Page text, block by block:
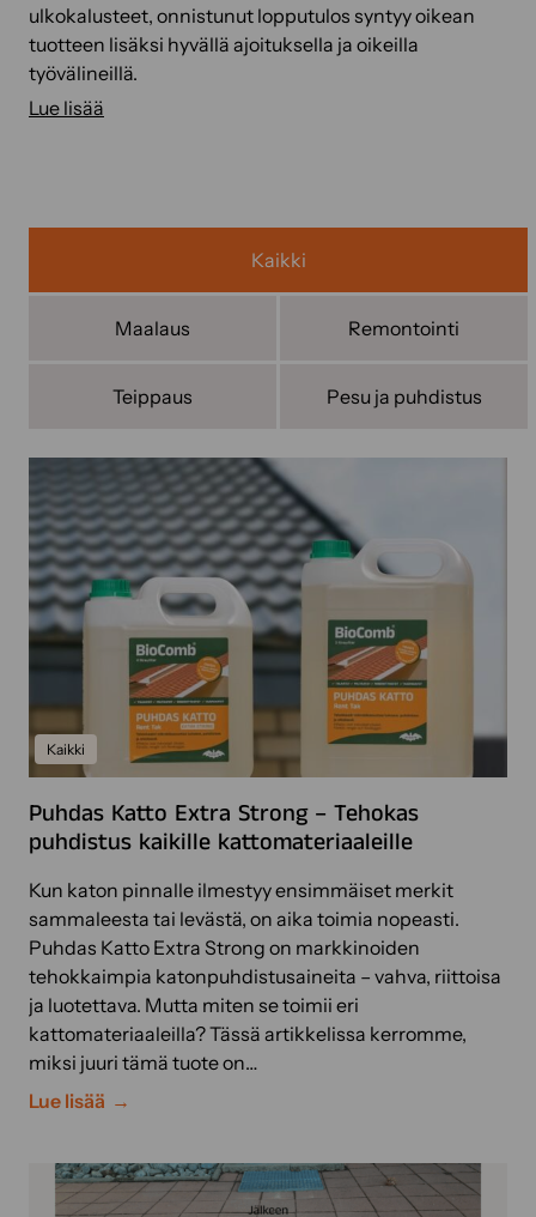
ulkokalusteet, onnistunut lopputulos syntyy oikean
tuotteen lisäksi hyvällä ajoituksella ja oikeilla
työvälineillä.
Lue lisää
Kaikki
Maalaus Remontointi
Teippaus Pesu ja puhdistus
Kaikki
Puhdas Katto Extra Strong – Tehokas
puhdistus kaikille kattomateriaaleille
Kun katon pinnalle ilmestyy ensimmäiset merkit
sammaleesta tai levästä, on aika toimia nopeasti.
Puhdas Katto Extra Strong on markkinoiden
tehokkaimpia katonpuhdistusaineita – vahva, riittoisa
ja luotettava. Mutta miten se toimii eri
kattomateriaaleilla? Tässä artikkelissa kerromme,
miksi juuri tämä tuote on…
Lue lisää P
d